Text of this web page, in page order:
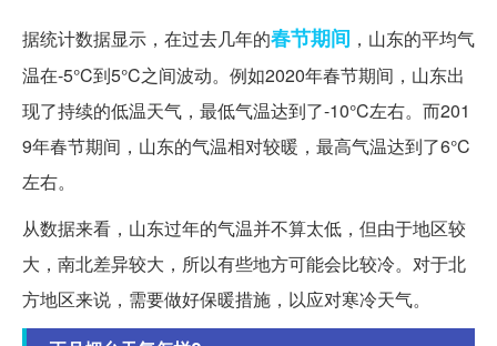
据统计数据显示，在过去几年的春节期间 ，山东的平均气
温在-5°C到5°C之间波动。例如2020年春节期间，山东出
现了持续的低温天气，最低气温达到了-10°C左右。而201
9年春节期间，山东的气温相对较暖，最高气温达到了6°C
左右。
从数据来看，山东过年的气温并不算太低，但由于地区较
大，南北差异较大，所以有些地方可能会比较冷。对于北
方地区来说，需要做好保暖措施，以应对寒冷天气。